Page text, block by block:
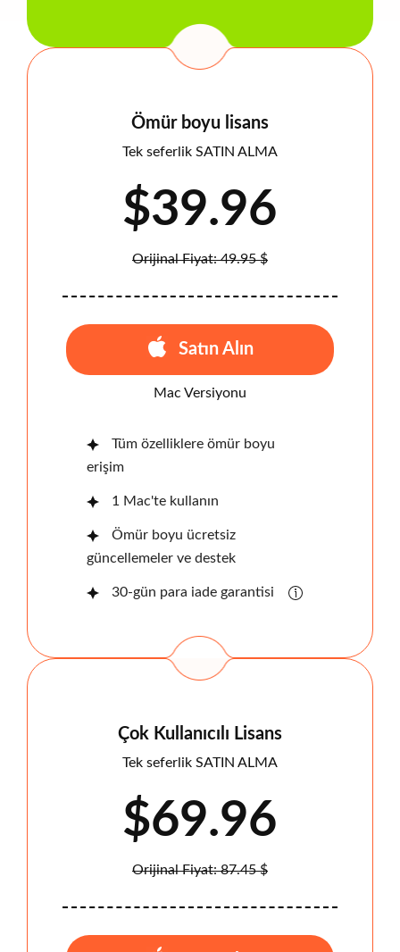
Ömür boyu lisans
Tek seferlik SATIN ALMA
$39.96
Orijinal Fiyat: 49.95 $
Satın Alın
Mac Versiyonu
Tüm özelliklere ömür boyu
erişim
1 Mac'te kullanın
Ömür boyu ücretsiz
güncellemeler ve destek
30-gün para iade garantisi
Çok Kullanıcılı Lisans
Tek seferlik SATIN ALMA
$69.96
Orijinal Fiyat: 87.45 $